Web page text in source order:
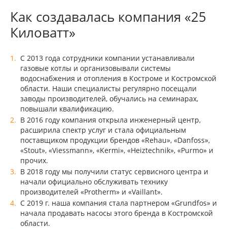
Как создавалась компания «25
Киловатт»
С 2013 года сотрудники компании устанавливали
газовые котлы и организовывали системы
водоснабжения и отопления в Костроме и Костромской
области. Наши специалисты регулярно посещали
заводы производителей, обучались на семинарах,
повышали квалификацию.
В 2016 году компания открыла инженерный центр,
расширила спектр услуг и стала официальным
поставщиком продукции брендов «Rehau», «Danfoss»,
«Stout», «Viessmann», «Kermi», «Heiztechnik», «Purmo» и
прочих.
В 2018 году мы получили статус сервисного центра и
начали официально обслуживать технику
производителей «Protherm» и «Vaillant».
С 2019 г. наша компания стала партнером «Grundfos» и
начала продавать насосы этого бренда в Костромской
области.